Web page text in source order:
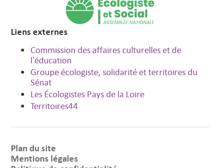
Liens externes
Commission des affaires culturelles et de
l’éducation
Groupe écologiste, solidarité et territoires du
Sénat
Les Écologistes Pays de la Loire
Territoires44
Plan du site
Mentions légales